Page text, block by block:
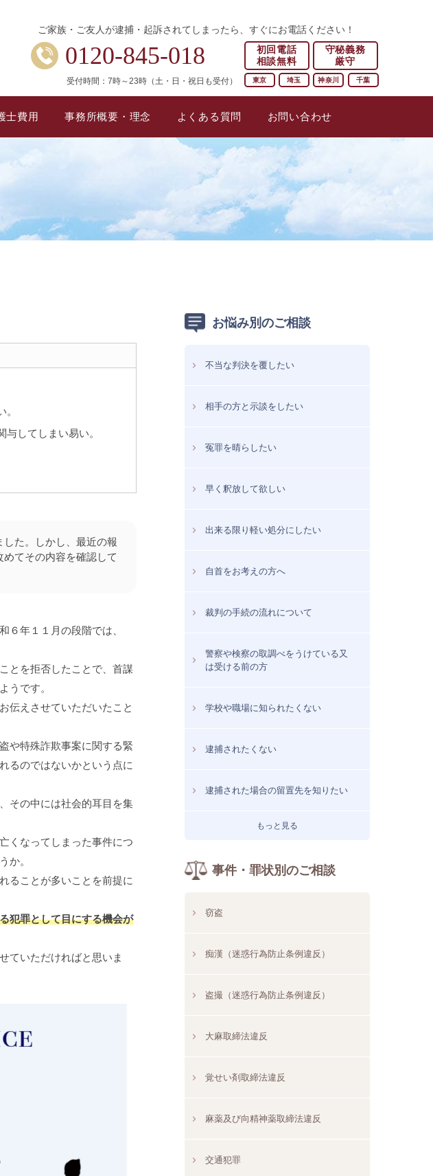
ご家族・ご友人が逮捕・起訴されてしまったら、すぐにお電話ください！
0120-845-018
受付時間：7時～23時（土・日・祝日も受付）
初回電話
相談無料
守秘義務
厳守
東京 埼玉 神奈川 千葉
士費用 事務所概要・理念 よくある質問 お問い合わせ
してしまい易い。
た。しかし、最近の報
てその内容を確認して
６年１１月の段階では、
とを拒否したことで、首謀
うです。
伝えさせていただいたこと
や特殊詐欺事案に関する緊
るのではないかという点に
その中には社会的耳目を集
くなってしまった事件につ
か。
ることが多いことを前提に
犯罪として目にする機会が
ていただければと思いま
お悩み別のご相談
不当な判決を覆したい
相手の方と示談をしたい
冤罪を晴らしたい
早く釈放して欲しい
出来る限り軽い処分にしたい
自首をお考えの方へ
裁判の手続の流れについて
警察や検察の取調べをうけている又
は受ける前の方
学校や職場に知られたくない
逮捕されたくない
逮捕された場合の留置先を知りたい
もっと見る
事件・罪状別のご相談
窃盗
痴漢（迷惑行為防止条例違反）
盗撮（迷惑行為防止条例違反）
大麻取締法違反
覚せい剤取締法違反
麻薬及び向精神薬取締法違反
交通犯罪